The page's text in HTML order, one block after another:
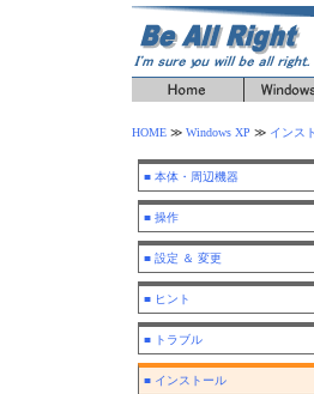
HOME ≫ Windows XP ≫ インス
■ 本体・周辺機器
■ 操作
■ 設定 ＆ 変更
■ ヒント
■ トラブル
■ インストール